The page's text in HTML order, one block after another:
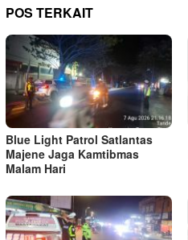
POS TERKAIT
Blue Light Patrol Satlantas
Majene Jaga Kamtibmas
Malam Hari